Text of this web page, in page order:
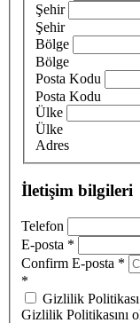
Şehir
Şehir
Bölge
Bölge
Posta Kodu
Posta Kodu
Ülke
Ülke
Adres
İletişim bilgileri
Telefon
E-posta *
Confirm E-posta *
*
Gizlilik Politikası
Gizlilik Politikasını